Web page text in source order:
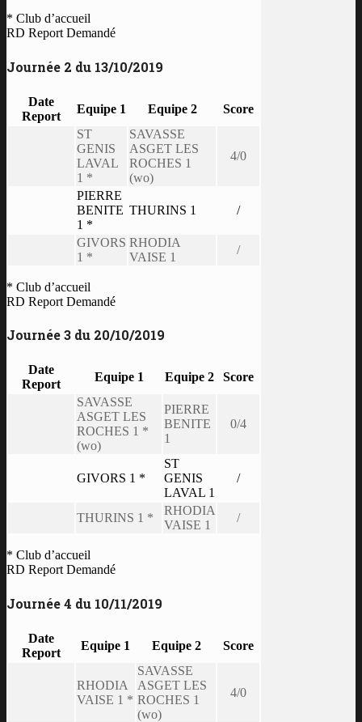
* Club d’accueil
RD Report Demandé
Journée 2 du 13/10/2019
Date
Report
Equipe 1 Equipe 2
Score
ST
GENIS
LAVAL
1 *
SAVASSE
ASGET LES
ROCHES 1
(wo)
4/0
PIERRE
BENITE
1 *
THURINS 1 /
GIVORS
1 *
RHODIA
VAISE 1
/
* Club d’accueil
RD Report Demandé
Journée 3 du 20/10/2019
Date
Report
Equipe 1 Equipe 2
Score
SAVASSE
ASGET LES
ROCHES 1 *
(wo)
PIERRE
BENITE
1
0/4
GIVORS 1 *
ST
GENIS
LAVAL 1
/
THURINS 1 *
RHODIA
VAISE 1
/
* Club d’accueil
RD Report Demandé
Journée 4 du 10/11/2019
Date
Report
Equipe 1 Equipe 2 Score
RHODIA
VAISE 1 *
SAVASSE
ASGET LES
ROCHES 1
(wo)
4/0